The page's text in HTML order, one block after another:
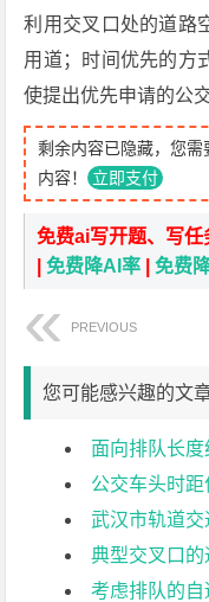
利用交叉口处的道路
用道；时间优先的方
使提出优先申请的公
剩余内容已隐藏，您需
内容！ 立即支付
免费ai写开题、写
|免费降AI率 |免费
PREVIOUS
您可能感兴趣的文
面向排队长度约
公交车头时
武汉市轨道交通
典型交叉口的通行效
考虑排队的自